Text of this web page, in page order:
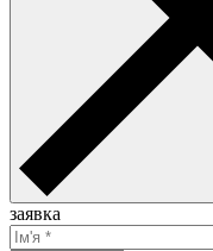
заявка